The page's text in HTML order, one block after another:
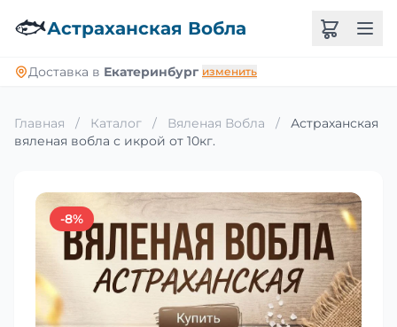
🐟Астраханская Вобла
Доставка в Екатеринбург изменить
Главная / Каталог / Вяленая Вобла /
Астраханская
вяленая вобла с икрой от 10кг.
-8%